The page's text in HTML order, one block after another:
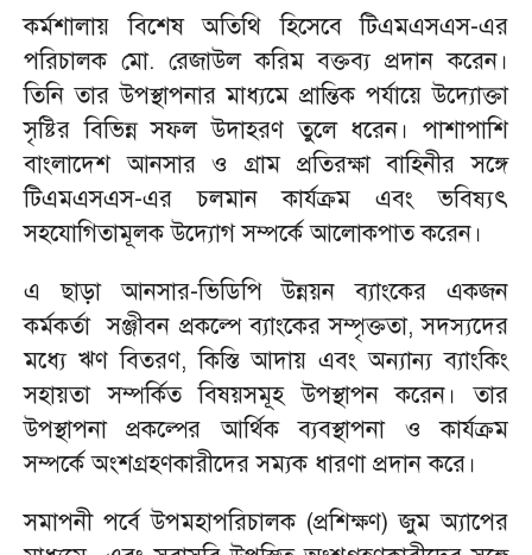
কর্মশালায় বিশেষ অতিথি হিসেবে টিএমএসএস-এর
পরিচালক মো. রেজাউল করিম বক্তব্য প্রদান করেন।
তিনি তার উপস্থাপনার মাধ্যমে প্রান্তিক পর্যায়ে উদ্যোক্তা
সৃষ্টির বিভিন্ন সফল উদাহরণ তুলে ধরেন। পাশাপাশি
বাংলাদেশ আনসার ও গ্রাম প্রতিরক্ষা বাহিনীর সঙ্গে
টিএমএসএস-এর চলমান কার্যক্রম এবং ভবিষ্যৎ
সহযোগিতামূলক উদ্যোগ সম্পর্কে আলোকপাত করেন।
এ ছাড়া আনসার-ভিডিপি উন্নয়ন ব্যাংকের একজন
কর্মকর্তা সঞ্জীবন প্রকল্পে ব্যাংকের সম্পৃক্ততা, সদস্যদের
মধ্যে ঋণ বিতরণ, কিস্তি আদায় এবং অন্যান্য ব্যাংকিং
সহায়তা সম্পর্কিত বিষয়সমূহ উপস্থাপন করেন। তার
উপস্থাপনা প্রকল্পের আর্থিক ব্যবস্থাপনা ও কার্যক্রম
সম্পর্কে অংশগ্রহণকারীদের সম্যক ধারণা প্রদান করে।
সমাপনী পর্বে উপমহাপরিচালক (প্রশিক্ষণ) জুম অ্যাপের